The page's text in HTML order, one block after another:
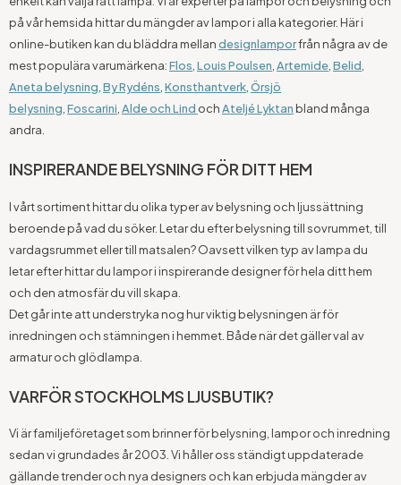
på vår hemsida hittar du mängder av lampor i alla kategorier. Här i
online-butiken kan du bläddra mellandesignlamporfrån några av de
mest populära varumärkena:Flos Louis Poulsen Artemide Belid
Aneta belysning By Rydéns Konsthantverk Örsjö
belysning Foscarini Alde och Lind ochAteljé Lyktan bland många
andra.
INSPIRERANDE BELYSNING FÖR DITT HEM
I vårt sortiment hittar du olika typer av belysning och ljussättning
beroende på vad du söker. Letar du efter belysning till sovrummet, till
vardagsrummet eller till matsalen? Oavsett vilken typ av lampa du
letar efter hittar du lampor i inspirerande designer för hela ditt hem
och den atmosfär du vill skapa.
Det går inte att understryka nog hur viktig belysningen är för
inredningen och stämningen i hemmet. Både när det gäller val av
armatur och glödlampa.
VARFÖR STOCKHOLMS LJUSBUTIK?
Vi är familjeföretaget som brinner för belysning, lampor och inredning
sedan vi grundades år 2003. Vi håller oss ständigt uppdaterade
gällande trender och nya designers och kan erbjuda mängder av